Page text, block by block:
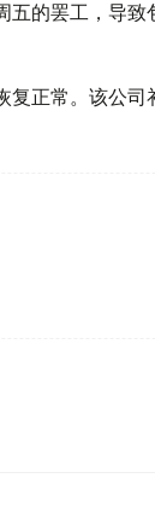
的罢工，导
正常。该公